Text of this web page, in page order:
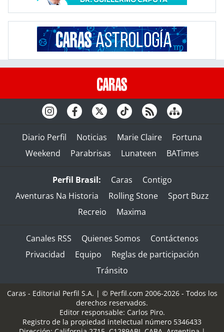
Diario Perfil Noticias Marie Claire
Fortuna
Weekend
Parabrisas Lunateen BATimes
Perfil Brasil: Caras
Contigo
Aventuras Na Historia
Rolling Stone
Sport Buzz
Recreio
Maxima
Canales RSS Quienes Somos
Contáctenos
Privacidad
Equipo
Reglas de participación
Tránsito
Caras - Editorial Perfil S.A. | © Perfil.com 2006-2026 - Todos los
derechos reservados.
Editor responsable: Carlos Piro.
Registro de la propiedad intelectual número 5346433